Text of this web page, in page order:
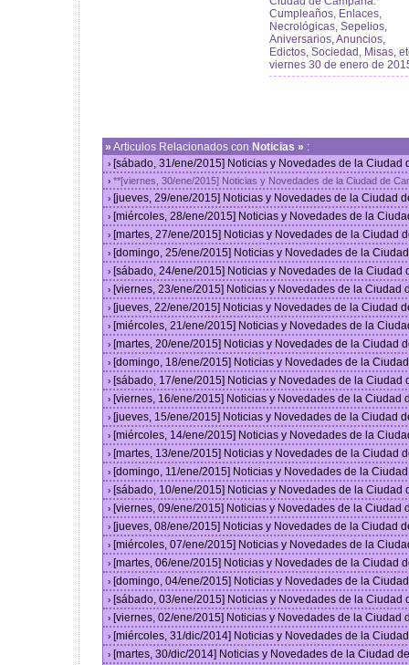
Cumpleaños, Enlaces,
Necrológicas, Sepelios,
Aniversarios, Anuncios,
Edictos, Sociedad, Misas,
viernes 30 de enero de
» Articulos Relacionados con Noticias » :
› [sábado, 31/ene/2015] Noticias y Novedades de la Ciudad
› **[viernes, 30/ene/2015] Noticias y Novedades de la Ciudad de
› [jueves, 29/ene/2015] Noticias y Novedades de la Ciudad
› [miércoles, 28/ene/2015] Noticias y Novedades de la
› [martes, 27/ene/2015] Noticias y Novedades de la Ciudad
› [domingo, 25/ene/2015] Noticias y Novedades de la
› [sábado, 24/ene/2015] Noticias y Novedades de la Ciudad
› [viernes, 23/ene/2015] Noticias y Novedades de la Ciudad
› [jueves, 22/ene/2015] Noticias y Novedades de la Ciudad
› [miércoles, 21/ene/2015] Noticias y Novedades de la
› [martes, 20/ene/2015] Noticias y Novedades de la Ciudad
› [domingo, 18/ene/2015] Noticias y Novedades de la
› [sábado, 17/ene/2015] Noticias y Novedades de la Ciudad
› [viernes, 16/ene/2015] Noticias y Novedades de la Ciudad
› [jueves, 15/ene/2015] Noticias y Novedades de la Ciudad
› [miércoles, 14/ene/2015] Noticias y Novedades de la
› [martes, 13/ene/2015] Noticias y Novedades de la Ciudad
› [domingo, 11/ene/2015] Noticias y Novedades de la
› [sábado, 10/ene/2015] Noticias y Novedades de la Ciudad
› [viernes, 09/ene/2015] Noticias y Novedades de la Ciudad
› [jueves, 08/ene/2015] Noticias y Novedades de la Ciudad
› [miércoles, 07/ene/2015] Noticias y Novedades de la
› [martes, 06/ene/2015] Noticias y Novedades de la Ciudad
› [domingo, 04/ene/2015] Noticias y Novedades de la
› [sábado, 03/ene/2015] Noticias y Novedades de la Ciudad
› [viernes, 02/ene/2015] Noticias y Novedades de la Ciudad
› [miércoles, 31/dic/2014] Noticias y Novedades de la
› [martes, 30/dic/2014] Noticias y Novedades de la Ciudad